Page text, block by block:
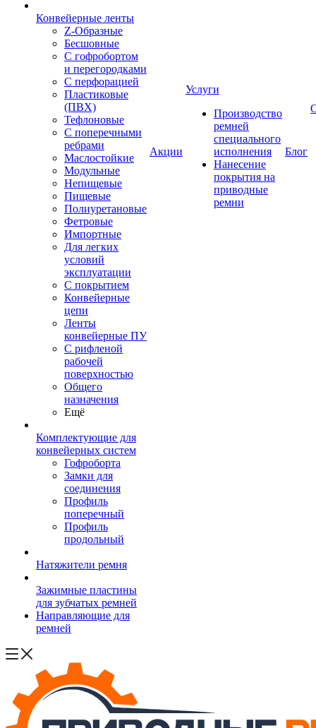
Конвейерные ленты
Z-Образные
Бесшовные
С гофробортом
и перегородками
С перфорацией
Пластиковые
(ПВХ)
Тефлоновые
С поперечными
ребрами
Маслостойкие
Модульные
Непищевые
Пищевые
Полиуретановые
Фетровые
Импортные
Для легких
условий
эксплуатации
С покрытием
Конвейерные
цепи
Ленты
конвейерные ПУ
С рифленой
рабочей
поверхностью
Общего
назначения
Ещё
Комплектующие для
конвейерных систем
Гофроборта
Замки для
соединения
Профиль
поперечный
Профиль
продольный
Натяжители ремня
Зажимные пластины
для зубчатых ремней
Направляющие для
ремней
Акции
Услуги
Производство
ремней
специального
исполнения
Нанесение
покрытия на
приводные
ремни
Блог